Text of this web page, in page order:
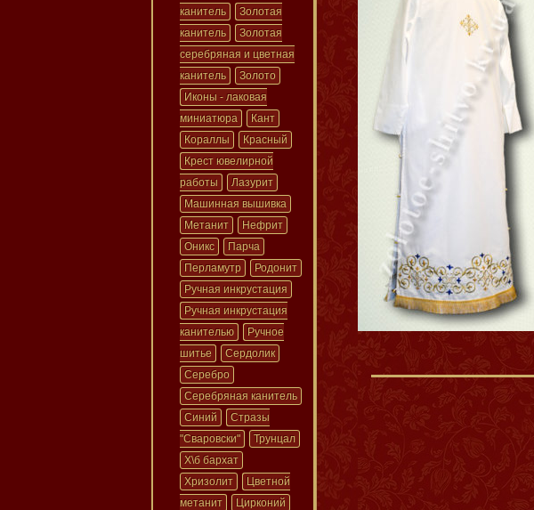
канитель
Золотая
канитель
Золотая
серебряная и цветная
канитель
Золото
Иконы - лаковая
миниатюра
Кант
Кораллы
Красный
Крест ювелирной
работы
Лазурит
Машинная вышивка
Метанит
Нефрит
Оникс
Парча
Перламутр
Родонит
Ручная инкрустация
Ручная инкрустация
канителью
Ручное
шитье
Сердолик
Серебро
Серебряная канитель
Синий
Стразы
"Сваровски"
Трунцал
Х\б бархат
Хризолит
Цветной
метанит
Цирконий